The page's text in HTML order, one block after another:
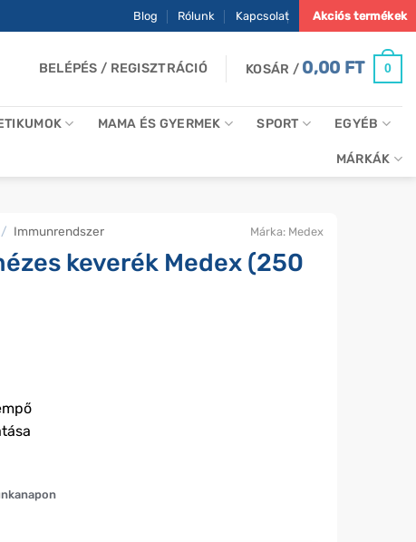
Blog Rólunk Kapcsolat Akciós termékek
BELÉPÉS / REGISZTRÁCIÓ KOSÁR / 0,00 FT 0
MAMA ÉS GYERMEK SPORT EGYÉB
MÁRKÁK
/ Immunrendszer
keverék Medex (250
(250 g) mennyiség
Márka: Medex